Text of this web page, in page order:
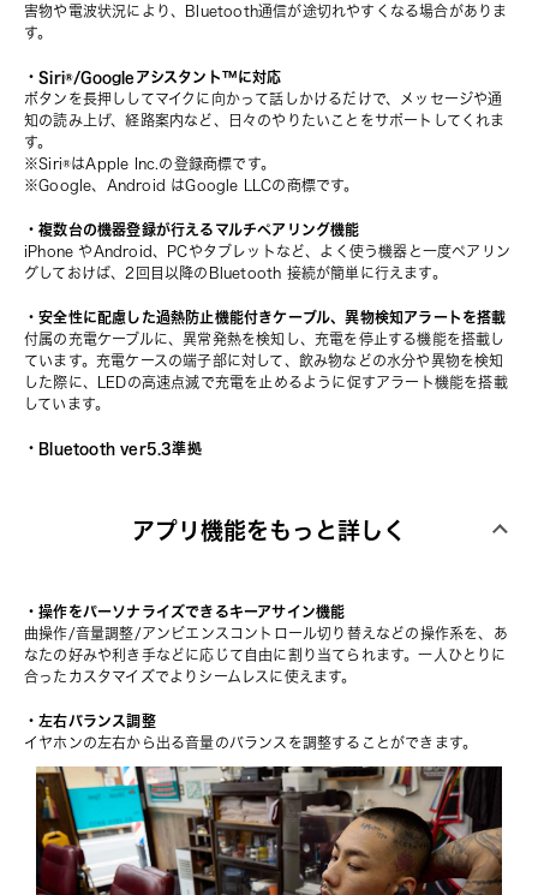
害物や電波状況により、Bluetooth通信が途切れやすくなる場合がありま
す。
・Siri®/Googleアシスタント™️に対応
ボタンを長押ししてマイクに向かって話しかけるだけで、メッセージや通
知の読み上げ、経路案内など、日々のやりたいことをサポートしてくれま
す。
※Siri®はApple Inc.の登録商標です。
※Google、Android はGoogle LLCの商標です。
・複数台の機器登録が行えるマルチペアリング機能
iPhone やAndroid、PCやタブレットなど、よく使う機器と一度ペアリン
グしておけば、2回目以降のBluetooth 接続が簡単に行えます。
・安全性に配慮した過熱防止機能付きケーブル、異物検知アラートを搭載
付属の充電ケーブルに、異常発熱を検知し、充電を停止する機能を搭載し
ています。充電ケースの端子部に対して、飲み物などの水分や異物を検知
した際に、LEDの高速点滅で充電を止めるように促すアラート機能を搭載
しています。
・Bluetooth ver5.3準拠
アプリ機能をもっと詳しく
・操作をパーソナライズできるキーアサイン機能
曲操作/音量調整/アンビエンスコントロール切り替えなどの操作系を、あ
なたの好みや利き手などに応じて自由に割り当てられます。一人ひとりに
合ったカスタマイズでよりシームレスに使えます。
・左右バランス調整
イヤホンの左右から出る音量のバランスを調整することができます。